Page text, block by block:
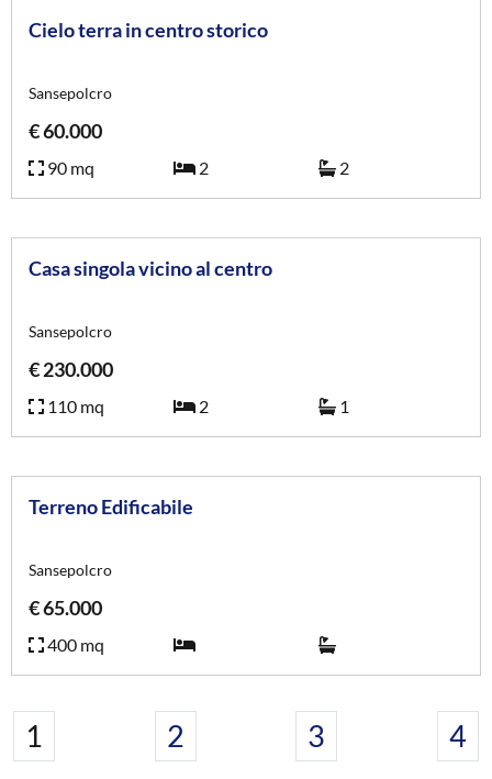
Cielo terra in centro storico
Sansepolcro
€ 60.000
90 mq 2 2
Casa singola vicino al centro
Sansepolcro
€ 230.000
110 mq 2 1
Terreno Edificabile
Sansepolcro
€ 65.000
400 mq
1 2 3 4